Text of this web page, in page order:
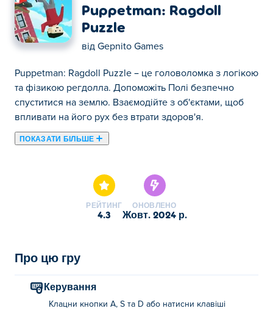
Puppetman: Ragdoll
Puzzle
від Gepnito Games
Puppetman: Ragdoll Puzzle – це головоломка з логікою
та фізикою регдолла. Допоможіть Полі безпечно
спуститися на землю. Взаємодійте з об'єктами, щоб
впливати на його рух без втрати здоров'я.
ПОКАЗАТИ БІЛЬШЕ
ragdoll на землю. Використовуйте своє стратегічне
мислення, щоб розгадувати головоломки та керувати
платформами, щоб направляти персонажа вниз,
персоналізувати свого персонажа. Якщо вам
його або пропустіть, якщо воно стане надто складним.
Чи можете ви безпечно опустити регдолл на підлогу з
РЕЙТИНГ
4.3
ОНОВЛЕНО
жовт. 2024 р.
Про цю гру
Керування
Клацни кнопки A, S та D або натисни клавіші